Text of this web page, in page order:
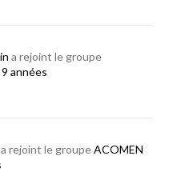
a rejoint le groupe
9 années
a rejoint le groupeACOMEN